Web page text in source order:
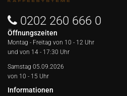
0202 260 666 0
Öffnungszeiten
Montag - Freitag von 10 - 12 Uhr
und von 14 - 17:30 Uhr
Samstag 05.09.2026
von 10 - 15 Uhr
Informationen